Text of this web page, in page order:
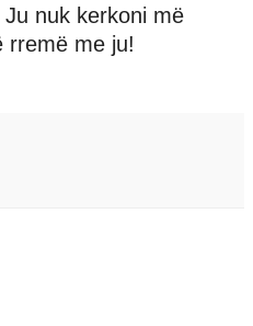
nuk kerkoni më
rremë me ju!